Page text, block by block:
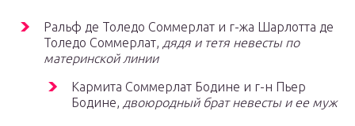
Ральф де Толедо Соммерлат и г-жа Шарлотта де
Толедо Соммерлат, дядя и тетя невесты по
материнской линии
Кармита Соммерлат Бодине и г-н Пьер
Бодине, двоюродный брат невесты и ее муж